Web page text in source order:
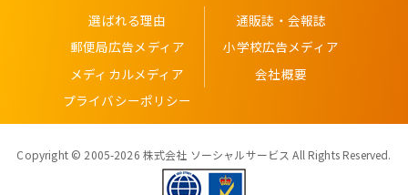
選ばれる理由
通販誌・会報誌
郵便局広告メディア
小学校広告メディア
メディカルメディア
会社概要
プライバシーポリシー
Copyright © 2005-2026 株式会社 ソーシャルサービス All Rights Reserved.